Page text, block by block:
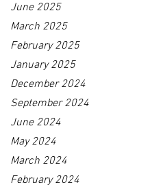
June 2025
March 2025
February 2025
January 2025
December 2024
September 2024
June 2024
May 2024
March 2024
February 2024